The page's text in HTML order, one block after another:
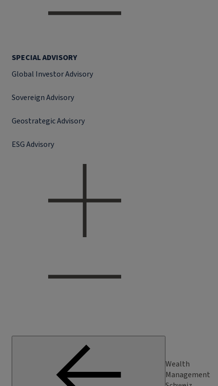
SPECIAL ADVISORY
Global Investor Advisory
Sovereign Advisory
Geostrategic Advisory
ESG Advisory
Wealth
Management